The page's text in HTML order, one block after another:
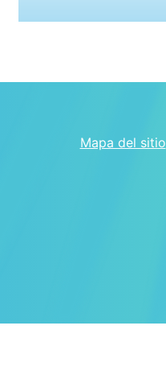
Mapa del sitio